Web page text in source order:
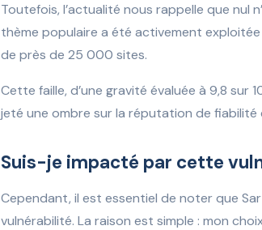
Toutefois, l’actualité nous rappelle que nul
thème populaire a été activement
de près de 25 000 sites.
Cette faille, d’une gravité évaluée à 9,8 sur
jeté une ombre sur la réputation de fiabilité
Suis-je impacté par cette
Cependant, il est essentiel de noter que
vulnérabilité. La raison est simple : mon